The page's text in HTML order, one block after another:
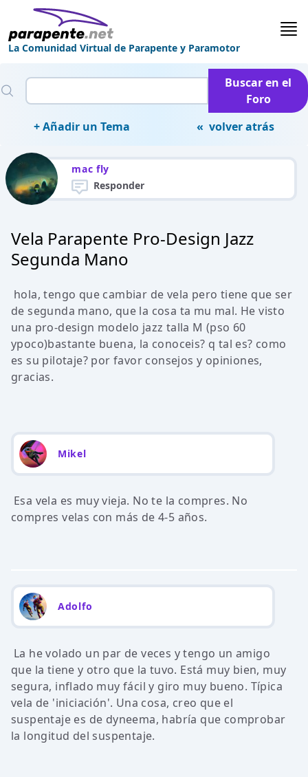
La Comunidad Virtual de Parapente y Paramotor
Buscar en el
Foro
+ Añadir un Tema
« volver atrás
mac fly
Responder
Vela Parapente Pro-Design Jazz
Segunda Mano
hola, tengo que cambiar de vela pero tiene que ser
de segunda mano, que la cosa ta mu mal. He visto
una pro-design modelo jazz talla M (pso 60
ypoco)bastante buena, la conoceis? q tal es? como
es su pilotaje? por favor consejos y opiniones,
gracias.
Mikel
Esa vela es muy vieja. No te la compres. No
compres velas con más de 4-5 años.
Adolfo
La he volado un par de veces y tengo un amigo
que la tiene y otro que la tuvo. Está muy bien, muy
segura, inflado muy fácil y giro muy bueno. Típica
vela de 'iniciación'. Una cosa, creo que el
suspentaje es de dyneema, habría que comprobar
la longitud del suspentaje.